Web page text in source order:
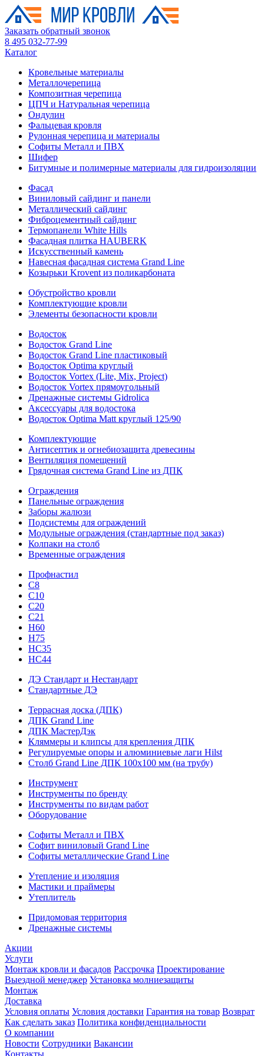
Заказать обратный звонок
8 495 032-77-99
Каталог
Кровельные материалы
Металлочерепица
Композитная черепица
ЦПЧ и Натуральная черепица
Ондулин
Фальцевая кровля
Рулонная черепица и материалы
Софиты Металл и ПВХ
Шифер
Битумные и полимерные материалы для гидроизоляции
Фасад
Виниловый сайдинг и панели
Металлический сайдинг
Фиброцементный сайдинг
Термопанели White Hills
Фасадная плитка HAUBERK
Искусственный камень
Навесная фасадная система Grand Line
Козырьки Krovent из поликарбоната
Обустройство кровли
Комплектующие кровли
Элементы безопасности кровли
Водосток
Водосток Grand Line
Водосток Grand Line пластиковый
Водосток Optima круглый
Водосток Vortex (Lite, Mix, Project)
Водосток Vortex прямоугольный
Дренажные системы Gidrolica
Аксессуары для водостока
Водосток Optima Matt круглый 125/90
Комплектующие
Антисептик и огнебиозащита древесины
Вентиляция помещений
Грядочная система Grand Line из ДПК
Ограждения
Панельные ограждения
Заборы жалюзи
Подсистемы для ограждений
Модульные ограждения (стандартные под заказ)
Колпаки на столб
Временные ограждения
Профнастил
С8
С10
С20
С21
H60
H75
HС35
НС44
ДЭ Стандарт и Нестандарт
Стандартные ДЭ
Террасная доска (ДПК)
ДПК Grand Line
ДПК МастерДэк
Кляммеры и клипсы для крепления ДПК
Регулируемые опоры и алюминиевые лаги Hilst
Столб Grand Line ДПК 100х100 мм (на трубу)
Инструмент
Инструменты по бренду
Инструменты по видам работ
Оборудование
Софиты Металл и ПВХ
Софит виниловый Grand Line
Софиты металлические Grand Line
Утепление и изоляция
Мастики и праймеры
Утеплитель
Придомовая территория
Дренажные системы
Акции
Услуги
Монтаж кровли и фасадов Рассрочка Проектирование
Выездной менеджер Установка молниезащиты
Монтаж
Доставка
Условия оплаты Условия доставки Гарантия на товар Возврат
Как сделать заказ Политика конфиденциальности
О компании
Новости Сотрудники Вакансии
Контакты